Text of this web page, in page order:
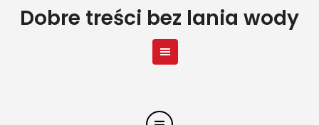
SkipDobre treści bez lania wody